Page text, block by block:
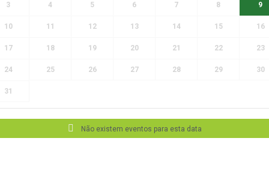
3 4 5 6 7 8 9
10 11 12 13 14 15 16
17 18 19 20 21 22 23
24 25 26 27 28 29 30
31
Não existem eventos para esta data